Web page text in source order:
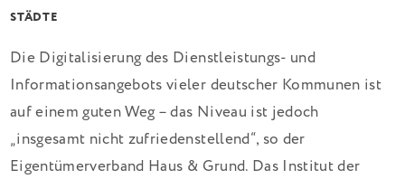
TÄDTE
Die Digitalisierung des Dienstleistungs- und
Informationsangebots vieler deutscher Kommunen ist
auf einem guten Weg – das Niveau ist jedoch
„insgesamt nicht zufriedenstellend“, so der
Eigentümerverband Haus & Grund. Das Institut der